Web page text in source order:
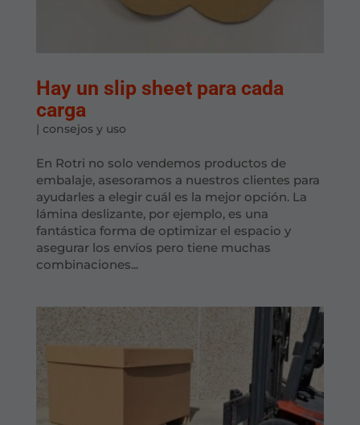
Hay un slip sheet para cada
carga
| consejos y uso
En Rotri no solo vendemos productos de
embalaje, asesoramos a nuestros clientes para
ayudarles a elegir cuál es la mejor opción. La
lámina deslizante, por ejemplo, es una
fantástica forma de optimizar el espacio y
asegurar los envíos pero tiene muchas
combinaciones...